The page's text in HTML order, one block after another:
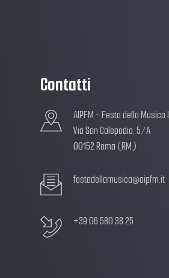
Contatti
AIPFM - Festa della Musica
Via San Calepodio, 5/A
00152 Roma (RM)
festadellamusica@aipfm.it
+39 06 580.38.25